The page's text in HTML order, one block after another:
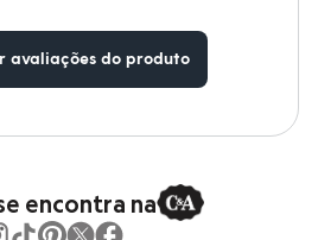
avaliações do produto
encontra na